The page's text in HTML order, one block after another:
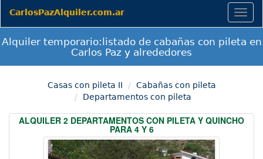
CarlosPazAlquiler.com.ar
Alquiler temporario:listado de cabañas con pileta en
Carlos Paz y alrededores
Casas con pileta II
Cabañas con pileta
Departamentos con pileta
ALQUILER 2 DEPARTAMENTOS CON PILETA Y QUINCHO
PARA 4 Y 6